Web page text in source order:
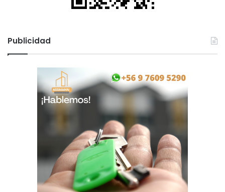
Publicidad